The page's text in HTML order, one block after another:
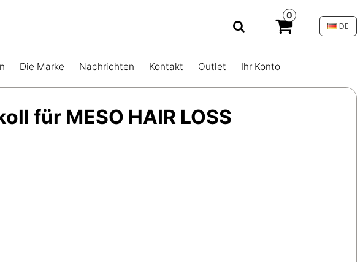
0
DE
Die Marke Nachrichten Kontakt Outlet Ihr Konto
für MESO HAIR LOSS